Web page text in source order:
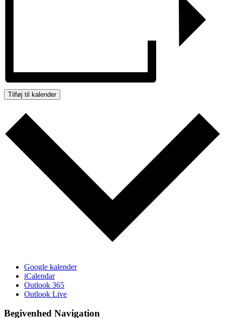
Tilføj til kalender
Google kalender
iCalendar
Outlook 365
Outlook Live
Begivenhed Navigation